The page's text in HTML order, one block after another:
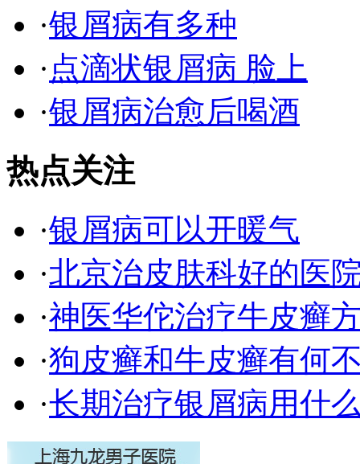
·银屑病有多种
· 点滴状银屑病 脸上
·银屑病治愈后喝酒
热点关注
·银屑病可以开暖气
·北京治皮肤科好的医
·神医华佗治疗牛皮癣
·狗皮癣和牛皮癣有何
·长期治疗银屑病用什